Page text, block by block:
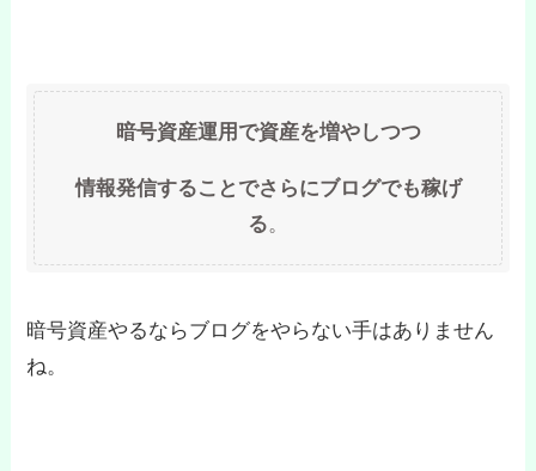
暗号資産運用で資産を増やしつつ
情報発信することでさらにブログでも稼げ
る。
暗号資産やるならブログをやらない手はありません
ね。